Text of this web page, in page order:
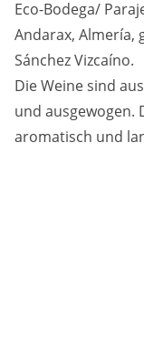
Eco-Bodega/
Andarax, Almería,
Sánchez Vizcaíno.
Die Weine sind
und ausgewogen.
aromatisch und